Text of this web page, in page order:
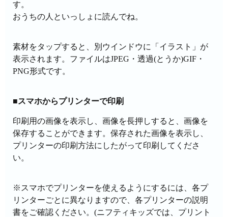
す。
おうちの人といっしょに読んでね。
素材をタップすると、別ウインドウに「イラスト」が
表示されます。ファイルはJPEG・透過(とうか)GIF・
PNG形式です。
■スマホからプリンターで印刷
印刷用の画像を表示し、画像を長押しすると、画像を
保存することができます。保存された画像を表示し、
プリンターの印刷方法にしたがって印刷してくださ
い。
※スマホでプリンターを使えるようにするには、各プ
リンターごとに異なりますので、各プリンターの説明
書をご確認ください。(ニフティキッズでは、プリント